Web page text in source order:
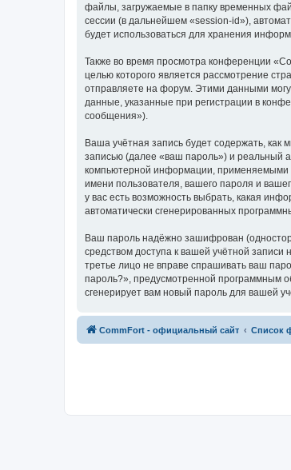
файлы, загружаемые в папку временных
сессии (в дальнейшем «session-id»),
будет использоваться для хранения
Также во время просмотра конференции
целью которого является рассмотрение
отправляете на форум. Этими данными
данные, указанные при регистрации в
сообщения»).
Ваша учётная запись будет содержать,
записью (далее «ваш пароль») и реальный
компьютерной информации, применяемыми
имени пользователя, вашего пароля и
у вас есть возможность выбрать, какая
автоматически сгенерированных
Ваш пароль надёжно зашифрован
средством доступа к вашей учётной записи
третье лицо не вправе спрашивать ваш
пароль?», предусмотренной программным
сгенерирует вам новый пароль для вашей
CommFort - официальный сайт Список